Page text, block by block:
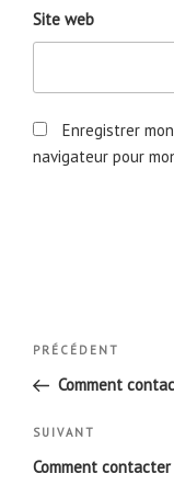
Site web
Enregistrer
navigateur pour
Navigation
l’article
Article
précédent
PRÉCÉDENT
Comment
Article
suivant
SUIVANT
Comment contacter